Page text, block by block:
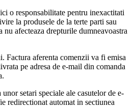
o responsabilitate pentru inexactitati
la produsele de la terte parti sau
afecteaza drepturile dumneavoastra
Factura aferenta comenzii va fi emisa
pe adresa de e-mail din comanda
unor setari speciale ale casutelor de e-
redirectionat automat in sectiunea